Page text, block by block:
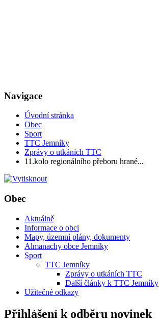
Navigace
Úvodní stránka
Obec
Sport
TTC Jemníky
Zprávy o utkáních TTC
11.kolo regionálního přeboru hrané...
Obec
Aktuálně
Informace o obci
Mapy, územní plány, dokumenty
Almanachy obce Jemníky
Sport
TTC Jemníky
Zprávy o utkáních TTC
Další články k TTC Jemníky
Užitečné odkazy
Přihlášení k odběru novinek